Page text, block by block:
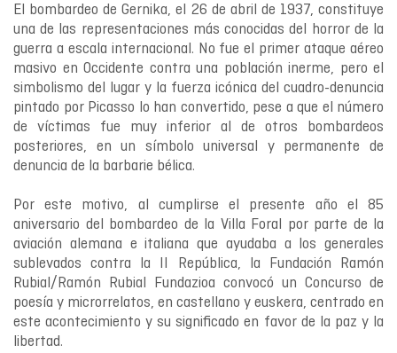
El bombardeo de Gernika, el 26 de abril de 1937, constituye
una de las representaciones más conocidas del horror de la
guerra a escala internacional. No fue el primer ataque aéreo
masivo en Occidente contra una población inerme, pero el
simbolismo del lugar y la fuerza icónica del cuadro-denuncia
pintado por Picasso lo han convertido, pese a que el número
de víctimas fue muy inferior al de otros bombardeos
posteriores, en un símbolo universal y permanente de
denuncia de la barbarie bélica.
Por este motivo, al cumplirse el presente año el 85
aniversario del bombardeo de la Villa Foral por parte de la
aviación alemana e italiana que ayudaba a los generales
sublevados contra la II República, la Fundación Ramón
Rubial/Ramón Rubial Fundazioa convocó un Concurso de
poesía y microrrelatos, en castellano y euskera, centrado en
este acontecimiento y su significado en favor de la paz y la
libertad.